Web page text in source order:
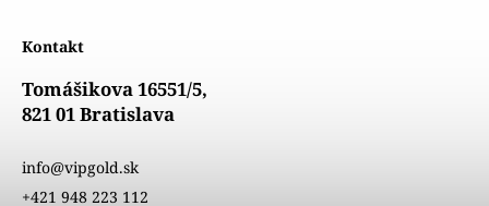
Kontakt
Tomášikova 16551/5,
821 01 Bratislava
info@vipgold.sk
+421 948 223 112